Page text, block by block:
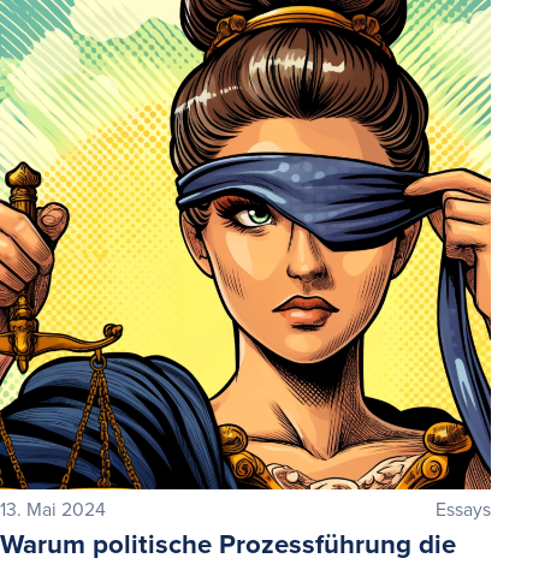
13. Mai 2024 Essays
Warum politische Prozessführung die